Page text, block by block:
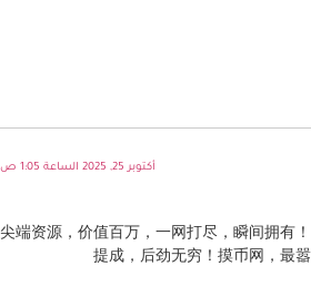
أكتوبر 25, 2025 الساعة 1:05 ص
尖端资源，价值百万，一网打尽，瞬间拥有
提成，后劲无穷！摸币网，最